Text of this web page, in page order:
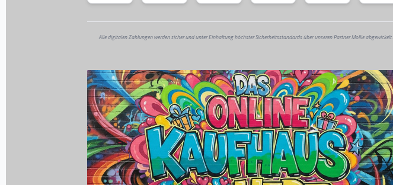
Alle digitalen Zahlungen werden sicher und unter Einhaltung höchster Sicherheitsstandards über unseren Partner Mollie abgewickelt.